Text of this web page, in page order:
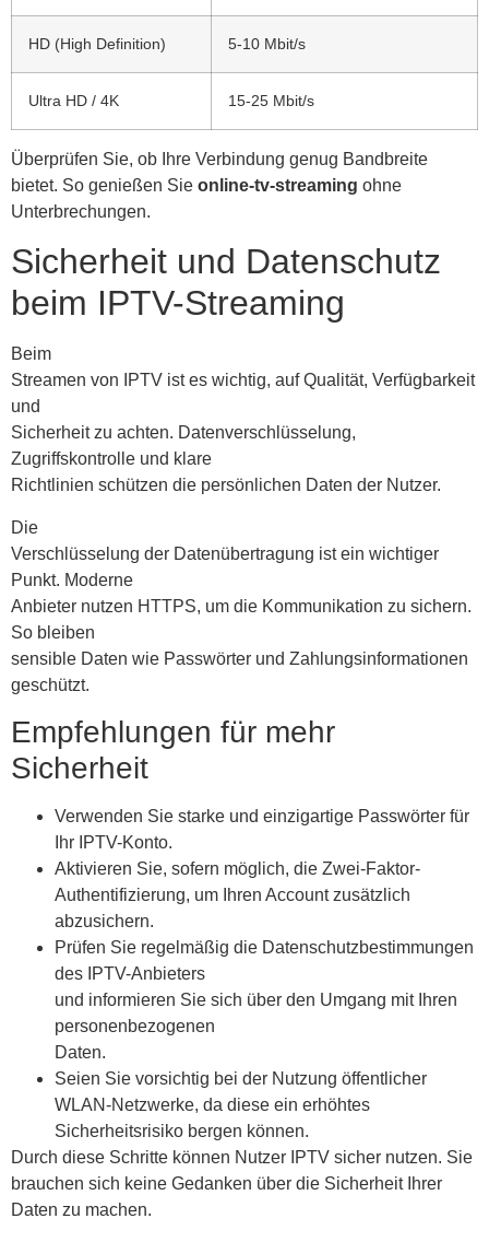
HD (High Definition) 5-10 Mbit/s
Ultra HD / 4K 15-25 Mbit/s
Überprüfen Sie, ob Ihre Verbindung genug Bandbreite
bietet. So genießen Sie online-tv-streaming ohne
Unterbrechungen.
Sicherheit und Datenschutz
beim IPTV-Streaming
Beim
Streamen von IPTV ist es wichtig, auf Qualität, Verfügbarkeit
und
Sicherheit zu achten. Datenverschlüsselung,
Zugriffskontrolle und klare
Richtlinien schützen die persönlichen Daten der Nutzer.
Die
Verschlüsselung der Datenübertragung ist ein wichtiger
Punkt. Moderne
Anbieter nutzen HTTPS, um die Kommunikation zu sichern.
So bleiben
sensible Daten wie Passwörter und Zahlungsinformationen
geschützt.
Empfehlungen für mehr
Sicherheit
Verwenden Sie starke und einzigartige Passwörter für
Ihr IPTV-Konto.
Aktivieren Sie, sofern möglich, die Zwei-Faktor-
Authentifizierung, um Ihren Account zusätzlich
abzusichern.
Prüfen Sie regelmäßig die Datenschutzbestimmungen
des IPTV-Anbieters
und informieren Sie sich über den Umgang mit Ihren
personenbezogenen
Daten.
Seien Sie vorsichtig bei der Nutzung öffentlicher
WLAN-Netzwerke, da diese ein erhöhtes
Sicherheitsrisiko bergen können.
Durch diese Schritte können Nutzer IPTV sicher nutzen. Sie
brauchen sich keine Gedanken über die Sicherheit Ihrer
Daten zu machen.